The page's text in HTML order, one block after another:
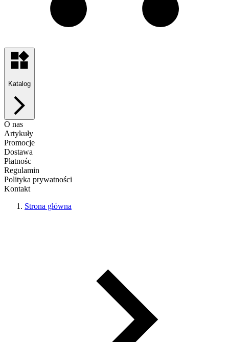
Katalog
O nas
Artykuły
Promocje
Dostawa
Płatnośc
Regulamin
Polityka prywatności
Kontakt
Strona główna